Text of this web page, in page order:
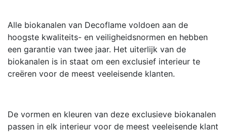
Alle biokanalen van Decoflame voldoen aan de
hoogste kwaliteits- en veiligheidsnormen en hebben
een garantie van twee jaar. Het uiterlijk van de
biokanalen is in staat om een exclusief interieur te
creëren voor de meest veeleisende klanten.
De vormen en kleuren van deze exclusieve biokanalen
passen in elk interieur voor de meest veeleisende klant